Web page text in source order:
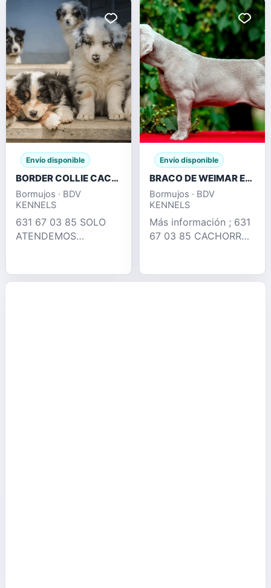
adptados tanto como
para hogar como para
rastreo de jabalí ,
Envío disponible
BORDER COLLIE CACHORROS , TRICOLOR MERLE
Bormujos · BDV
KENNELS
631 67 03 85 SOLO
ATENDEMOS
COMPETITIVOS!!
Envío disponible
BRACO DE WEIMAR EXCELENTES CACHORROS
Bormujos · BDV
KENNELS
Más información ; 631
67 03 85 CACHORROS
DISPONEMOS DE